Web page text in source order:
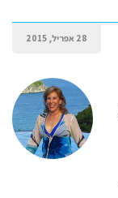
28 אפריל, 2015